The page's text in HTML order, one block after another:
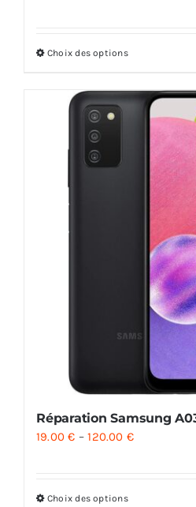
Choix des options
Réparation Samsung
19.00€ –120.00 €
Choix des options